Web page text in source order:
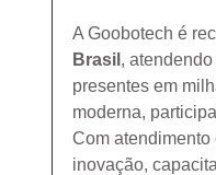
A Goobotech é
Brasil ,
presentes em
moderna,
Com
inovação,